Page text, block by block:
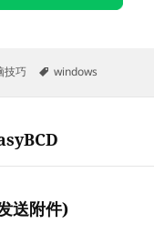
技巧
标
windows
送附件)